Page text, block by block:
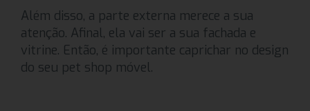
Além disso, a parte externa merece a sua
atenção. Afinal, ela vai ser a sua fachada e
vitrine. Então, é importante caprichar no design
do seu pet shop móvel.